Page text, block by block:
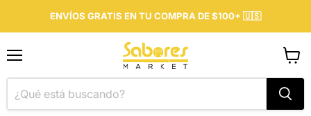
ENVÍOS GRATIS EN TU COMPRA DE $100+ 🇺🇸
carrito